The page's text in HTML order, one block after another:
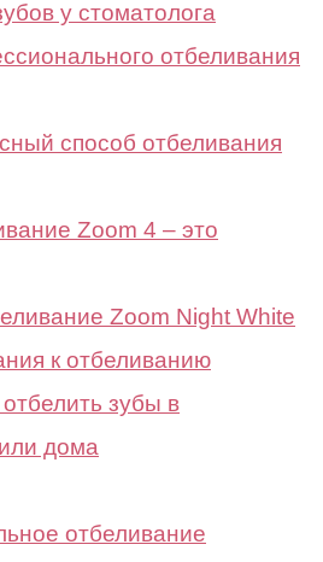
у стоматолога
отбеливания
способ отбеливания
Zoom 4 – это
Zoom Night White
к отбеливанию
зубы в
дома
отбеливание